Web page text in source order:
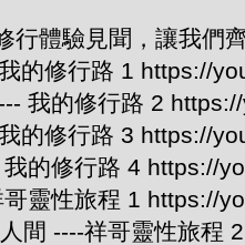
行體驗見聞，讓我們
的修行路 1 https://
我的修行路 2
的修行路 3 https://
我的修行路 4 https://
哥靈性旅程 1 https://
間 ----祥哥靈性旅程